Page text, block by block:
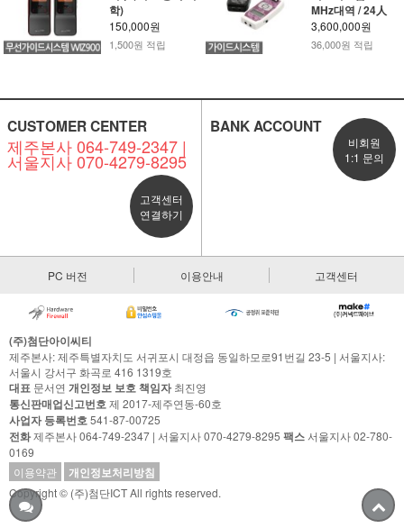
학)
150,000원
1,500원 적립
MHz대역 / 24人
3,600,000원
36,000원 적립
CUSTOMER CENTER
제주본사 064-749-2347 |
서울지사 070-4279-8295
고객센터
연결하기
BANK ACCOUNT
비회원
1:1 문의
PC 버전 이용안내 고객센터
(주)첨단아이씨티
제주본사: 제주특별자치도 서귀포시 대정읍 동일하모로91번길 23-5 | 서울지사:
서울시 강서구 화곡로 416 1319호
대표 문서연 개인정보 보호 책임자최진영
통신판매업신고번호제 2017-제주연동-60호
사업자 등록번호541-87-00725
전화제주본사 064-749-2347 | 서울지사 070-4279-8295 팩스 서울지사 02-780-
0169
이용약관
개인정보처리방침
Copyright © (주)첨단ICT All rights reserved.